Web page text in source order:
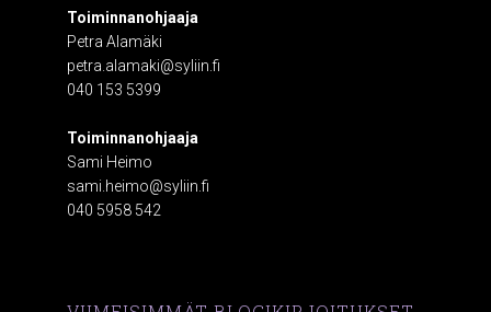
Toiminnanohjaaja
Petra Alamäki
petra.alamaki@syliin.fi
040 153 5399
Toiminnanohjaaja
Sami Heimo
sami.heimo@syliin.fi
040 5958 542